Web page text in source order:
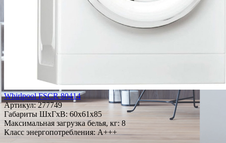
Whirlpool FSCR 80414
Артикул:277749
Габариты ШxГxВ: 60x61x85
Максимальная загрузка белья, кг: 8
Класс энергопотребления: A+++